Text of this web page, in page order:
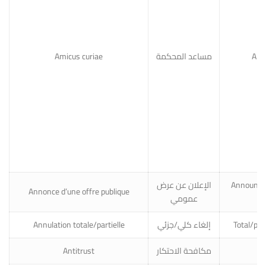
Amicus curiae مساعد المحكمة
Annonce d’une offre publique
الإعلان عن عرض
عمومي
Annulation totale/partielle إلغاء كلي/جزئي
Total/
Antitrust
مكافحة الاحتكار